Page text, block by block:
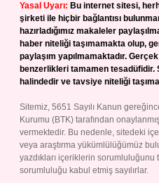
Yasal Uyarı: Bu internet sitesi,
şirketi ile hiçbir bağlantısı
hazırladığımız makaleler
haber niteliği taşımamakta olup,
paylaşım yapılmamaktadır.
benzerlikleri tamamen
halindedir ve tavsiye niteliği
Sitemiz, 5651 Sayılı Kanun
Kurumu (BTK) tarafından
vermektedir. Bu nedenle, sitedeki
veya araştırma yükümlülüğümüz
yazdıkları içeriklerin
sorumluluğu kabul etmiş sayılırlar.